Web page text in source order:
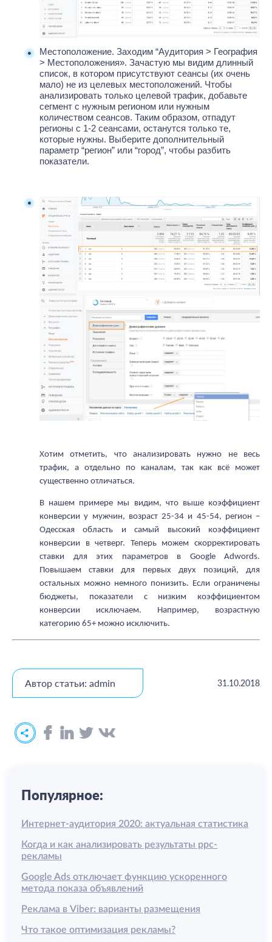
Местоположение. Заходим “Аудитория > География
> Местоположения». Зачастую мы видим длинный
список, в котором присутствуют сеансы (их очень
мало) не из целевых местоположений. Чтобы
анализировать только целевой трафик, добавьте
сегмент с нужным регионом или нужным
количеством сеансов. Таким образом, отпадут
регионы с 1-2 сеансами, останутся только те,
которые нужны. Выберите дополнительный
параметр “регион” или “город”, чтобы разбить
показатели.
Хотим отметить, что анализировать нужно не весь
трафик, а отдельно по каналам, так как всё может
существенно отличаться.
В нашем примере мы видим, что выше коэффициент
конверсии у мужчин, возраст 25-34 и 45-54, регион –
Одесская область и самый высокий коэффициент
конверсии в четверг. Теперь можем скорректировать
ставки для этих параметров в Google Adwords.
Повышаем ставки для первых двух позиций, для
остальных можно немного понизить. Если ограничены
бюджеты, показатели с низким коэффициентом
конверсии исключаем. Например, возрастную
категорию 65+ можно исключить.
Автор статьи: admin 31.10.2018
Популярное:
Интернет-аудитория 2020: актуальная статистика
Когда и как анализировать результаты ррс-
рекламы
Google Ads отключает функцию ускоренного
метода показа объявлений
Реклама в Viber: варианты размещения
Что такое оптимизация рекламы?